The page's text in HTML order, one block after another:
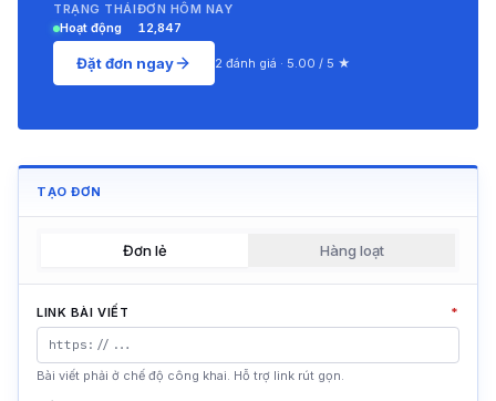
TRẠNG THÁI
Hoạt động
ĐƠN HÔM NAY
12,847
Đặt đơn ngay 2 đánh giá · 5.00 / 5 ★
TẠO ĐƠN
Đơn lẻ Hàng loạt
LINK BÀI VIẾT *
Bài viết phải ở chế độ công khai. Hỗ trợ link rút gọn.